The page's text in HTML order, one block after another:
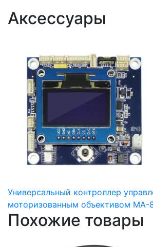
Аксессуары
Универсальный контроллер
моторизованным объективом MA-
Похожие товары